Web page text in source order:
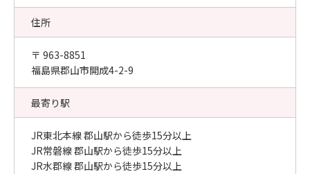
住所
〒 963-8851
福島県郡山市開成4-2-9
最寄り駅
JR東北本線 郡山駅から徒歩15分以上
JR常磐線 郡山駅から徒歩15分以上
JR水郡線 郡山駅から徒歩15分以上